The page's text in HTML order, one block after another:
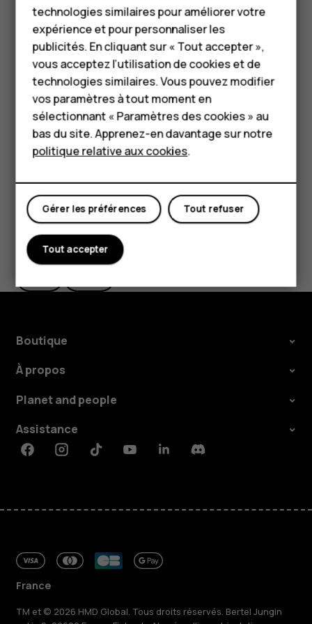
Accessoires
HMD Terra M
Pour les entreprises
Tablettes
Boutique
Si vous remarquez que vous avez mal orthographié un
mot, appuyez dessus pour voir des suggestions de
correction du mot.
Désactiver le correcteur d'orthographe
Appuyez surParamètres>Système> Langues et saisie
Options avancées
Correcteur orthographique
et
désactivez le
Correcteur orthographique
Avez-vous trouvé cela utile?
Boutique
À propos
Planet and people
Assistance
FacebookInstagramTiktokYoutubeLinkedinDiscord
France
TM et © 2026 HMD Global. Tous droits réservés. Bertel Jungin
technologies similaires pour améliorer votre
expérience et pour personnaliser les
publicités. En cliquant sur « Tout accepter »,
vous acceptez l’utilisation de cookies et de
technologies similaires. Vous pouvez modifier
vos paramètres à tout moment en
sélectionnant « Paramètres des cookies » au
bas du site. Apprenez-en davantage sur notre
politique relative aux cookies.
Tout refuser
Gérer les préférences
Tout accepter